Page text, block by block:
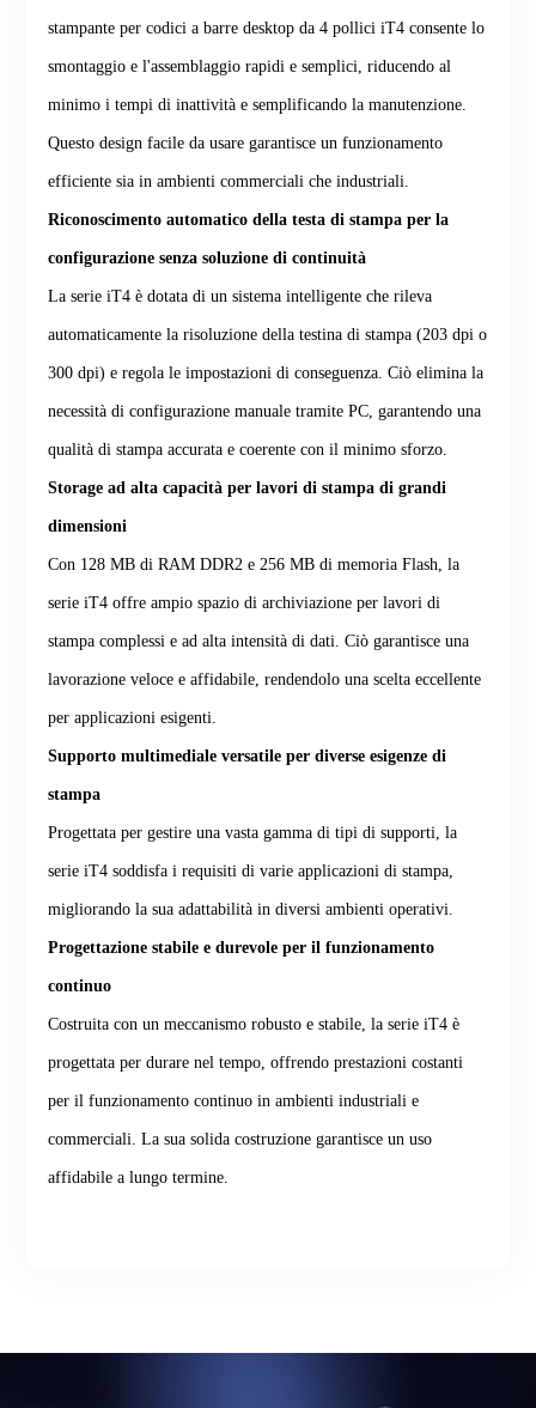
stampante per codici a barre desktop da 4 pollici iT4 consente lo
smontaggio e l'assemblaggio rapidi e semplici, riducendo al
minimo i tempi di inattività e semplificando la manutenzione.
Questo design facile da usare garantisce un funzionamento
efficiente sia in ambienti commerciali che industriali.
Riconoscimento automatico della testa di stampa per la
configurazione senza soluzione di continuità
La serie iT4 è dotata di un sistema intelligente che rileva
automaticamente la risoluzione della testina di stampa (203 dpi o
300 dpi) e regola le impostazioni di conseguenza. Ciò elimina la
necessità di configurazione manuale tramite PC, garantendo una
qualità di stampa accurata e coerente con il minimo sforzo.
Storage ad alta capacità per lavori di stampa di grandi
dimensioni
Con 128 MB di RAM DDR2 e 256 MB di memoria Flash, la
serie iT4 offre ampio spazio di archiviazione per lavori di
stampa complessi e ad alta intensità di dati. Ciò garantisce una
lavorazione veloce e affidabile, rendendolo una scelta eccellente
per applicazioni esigenti.
Supporto multimediale versatile per diverse esigenze di
stampa
Progettata per gestire una vasta gamma di tipi di supporti, la
serie iT4 soddisfa i requisiti di varie applicazioni di stampa,
migliorando la sua adattabilità in diversi ambienti operativi.
Progettazione stabile e durevole per il funzionamento
continuo
Costruita con un meccanismo robusto e stabile, la serie iT4 è
progettata per durare nel tempo, offrendo prestazioni costanti
per il funzionamento continuo in ambienti industriali e
commerciali. La sua solida costruzione garantisce un uso
affidabile a lungo termine.